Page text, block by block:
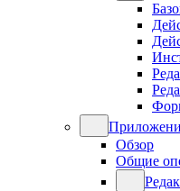
Обзор
Общие